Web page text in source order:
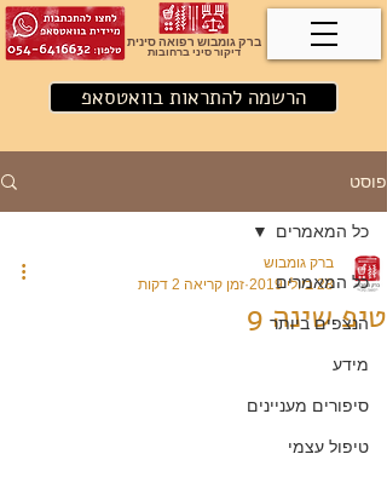
ברק גומבוש רפואה סינית
דיקור סיני ברחובות
הרשמה להתראות בוואטסאפ
פוסט
כל המאמרים
הנצפים ביותר
מידע
סיפורים מעניינים
טיפול עצמי
כל המאמרים
טיפ שינה 9
ברק גומבוש
28 ביולי 2019
זמן קריאה 2 דקות